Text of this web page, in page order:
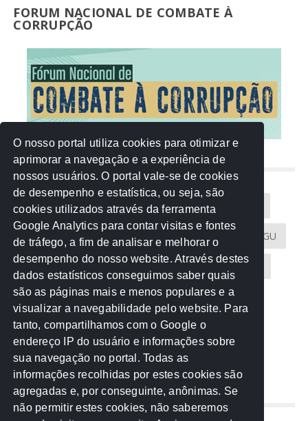
FORUM NACIONAL DE COMBATE À
CORRUPÇÃO
NUVEM DE TAGS
Acontece na Rede AGU AMM
Atricon Audicom CAU-MT CGU
CREA-MT Eventos MPC-MT MPE-MT
MPF Notícias PF PGE-MT PGR
Receita Federal Sem categoria
TCE-MT TCU TRE
REDE NOS ESTADOS
O nosso portal utiliza cookies para otimizar e
aprimorar a navegação e a experiência de
nossos usuários. O portal vale-se de cookies
de desempenho e estatística, ou seja, são
cookies utilizados através da ferramenta
Google Analytics para contar visitas e fontes
de tráfego, a fim de analisar e melhorar o
desempenho do nosso website. Através destes
dados estatísticos conseguimos saber quais
são as páginas mais e menos populares e a
visualizar a navegabilidade pelo website. Para
tanto, compartilhamos com o Google o
endereço IP do usuário e informações sobre
sua navegação no portal. Todas as
informações recolhidas por estes cookies são
agregadas e, por conseguinte, anônimas. Se
não permitir estes cookies, não saberemos